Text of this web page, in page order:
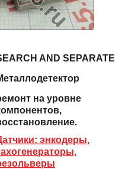
AND SEPARATE
на уровне
энкодеры,